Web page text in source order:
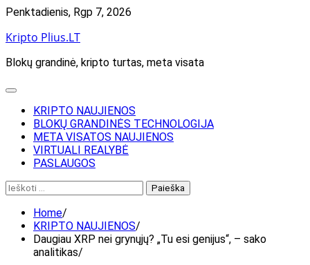
Skip
content
Penktadienis, Rgp 7, 2026
Kripto Plius.LT
Blokų grandinė, kripto turtas, meta visata
KRIPTO NAUJIENOS
BLOKŲ GRANDINĖS TECHNOLOGIJA
META VISATOS NAUJIENOS
VIRTUALI REALYBĖ
PASLAUGOS
Ieškoti:
Home
KRIPTO NAUJIENOS
Daugiau XRP nei grynųjų? „Tu esi genijus“, – sako
analitikas